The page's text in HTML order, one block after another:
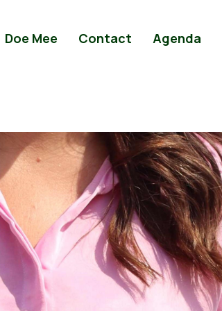
Doe Mee Contact Agenda